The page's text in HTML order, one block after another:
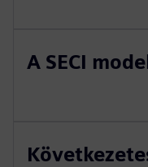
A SECI